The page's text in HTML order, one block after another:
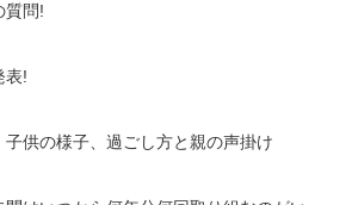
質問!
表!
子供の様子、過ごし方と親の声掛け